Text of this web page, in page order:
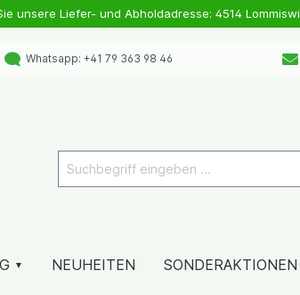
unsere Liefer- und Abholdadresse: 4514
Whatsapp: +41 79 363 98 46
NEUHEITEN SONDERAKTIONEN